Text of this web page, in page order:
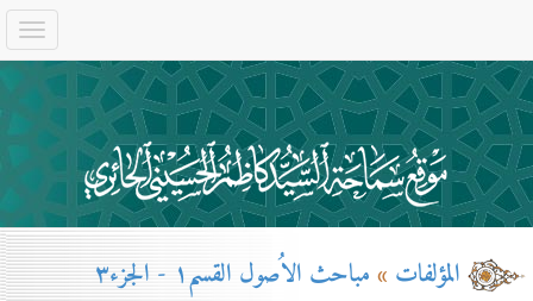
المؤلفات»مباحث الاُصول القسم۱ - الجزء۳